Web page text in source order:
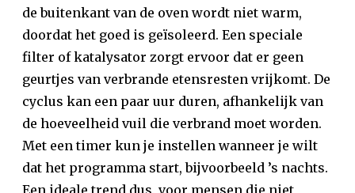
de buitenkant van de oven wordt niet warm,
doordat het goed is geïsoleerd. Een speciale
filter of katalysator zorgt ervoor dat er geen
geurtjes van verbrande etensresten vrijkomt. De
cyclus kan een paar uur duren, afhankelijk van
de hoeveelheid vuil die verbrand moet worden.
Met een timer kun je instellen wanneer je wilt
dat het programma start, bijvoorbeeld ’s nachts.